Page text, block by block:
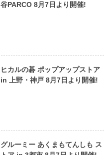
谷PARCO 8月7日より開催!
ヒカルの碁 ポップアップストア
in 上野・神戸 8月7日より開催!
グルーミー あくまもてんしも ス